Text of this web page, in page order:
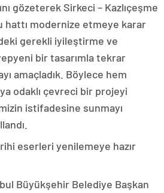
gözeterek Sirkeci – Kazlıçeşme
hattı modernize etmeye karar
gerekli iyileştirme ve
bir tasarımla tekrar
amaçladık. Böylece hem
odaklı çevreci bir projeyi
istifadesine sunmayı
eserleri yenilemeye hazır
Büyükşehir Belediye Başkan